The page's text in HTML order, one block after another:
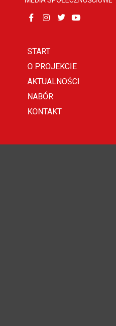
START
O PROJEKCIE
AKTUALNOŚCI
NABÓR
KONTAKT